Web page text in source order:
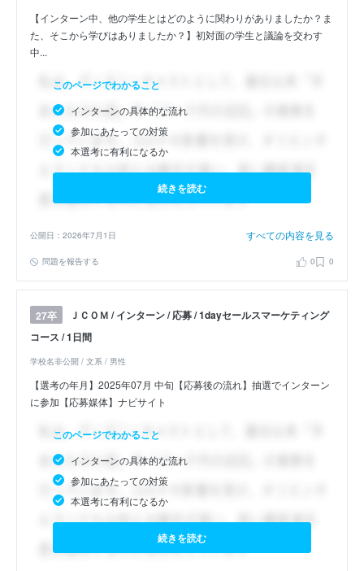
【インターン中、他の学生とはどのように関わりがありましたか？ま
た、そこから学びはありましたか？】初対面の学生と議論を交わす
中...
このページでわかること
インターンの具体的な流れ
参加にあたっての対策
本選考に有利になるか
続きを読む
公開日：2026年7月1日 すべての内容を見る
問題を報告する 0 0
27卒
ＪＣＯＭ / インターン / 応募 / 1dayセールスマーケティング
コース / 1日間
学校名非公開 / 文系 / 男性
【選考の年月】2025年07月 中旬【応募後の流れ】抽選でインターン
に参加【応募媒体】ナビサイト
このページでわかること
インターンの具体的な流れ
参加にあたっての対策
本選考に有利になるか
続きを読む